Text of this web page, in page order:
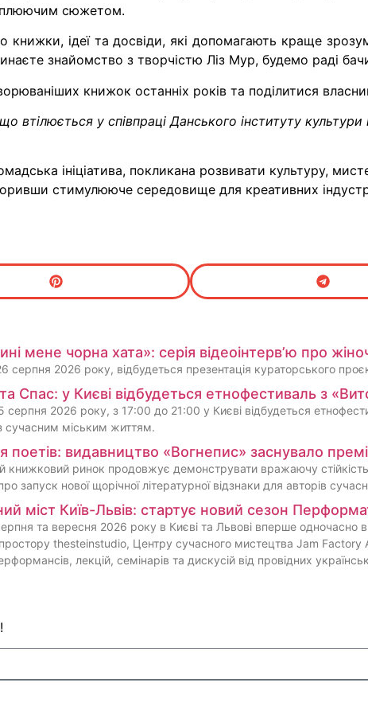
сюжетом.
ідеї та досвіди, які допомагають краще
знайомство з творчістю Ліз Мур, будемо раді
книжок останніх років та поділитися
у співпраці Данського інституту культури
ініціатива, покликана розвивати культуру,
стимулююче середовище для креативних
мене чорна хата»: серія відеоінтерв’ю про
серпня 2026 року, відбудеться презентація кураторського
Спас: у Києві відбудеться етнофестиваль з
серпня 2026 року, з 17:00 до 21:00 у Києві відбудеться
сучасним міським життям.
поетів: видавництво «Вогнепис» заснувало
книжковий ринок продовжує демонструвати вражаючу
запуск нової щорічної літературної відзнаки для авторів
міст Київ-Львів: стартує новий сезон
та вересня 2026 року в Києві та Львові вперше одночасно
thesteinstudio, Центру сучасного мистецтва Jam Factory
лекцій, семінарів та дискусій від провідних